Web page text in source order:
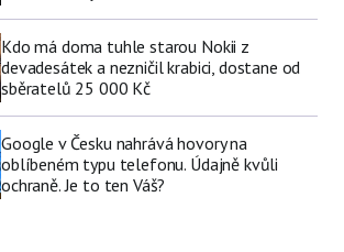
Kdo má doma tuhle starou Nokii z
devadesátek a nezničil krabici, dostane od
sběratelů 25 000 Kč
Google v Česku nahrává hovory na
oblíbeném typu telefonu. Údajně kvůli
ochraně. Je to ten Váš?